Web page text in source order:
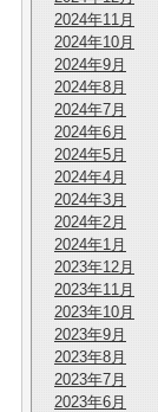
2024年11月
2024年10月
2024年9月
2024年8月
2024年7月
2024年6月
2024年5月
2024年4月
2024年3月
2024年2月
2024年1月
2023年12月
2023年11月
2023年10月
2023年9月
2023年8月
2023年7月
2023年6月